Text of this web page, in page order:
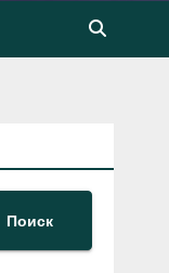
Поиск